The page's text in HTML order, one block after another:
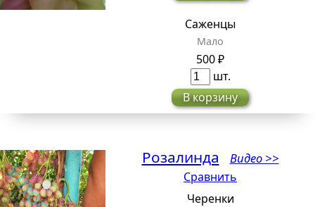
Саженцы
Мало
500 ₽
шт.
В корзину
Розалинда Видео >>
Сравнить
Черенки